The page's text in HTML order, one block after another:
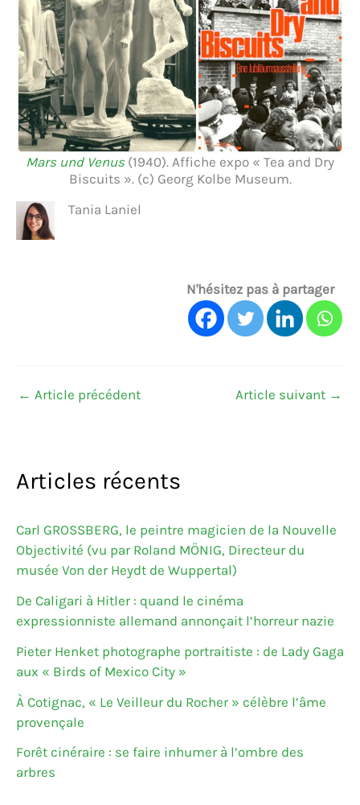
Mars und Venus(1940). Affiche expo « Tea and Dry
Biscuits ». (c) Georg Kolbe Museum.
Tania Laniel
N'hésitez pas à partager
← Article précédent Article suivant →
Articles récents
Carl GROSSBERG, le peintre magicien de la Nouvelle
Objectivité (vu par Roland MÖNIG, Directeur du
musée Von der Heydt de Wuppertal)
De Caligari à Hitler : quand le cinéma
expressionniste allemand annonçait l’horreur nazie
Pieter Henket photographe portraitiste : de Lady Gaga
aux « Birds of Mexico City »
À Cotignac, « Le Veilleur du Rocher » célèbre l’âme
provençale
Forêt cinéraire : se faire inhumer à l’ombre des
arbres